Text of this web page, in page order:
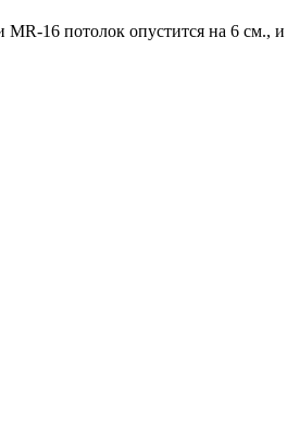
16 потолок опустится на 6 см.,